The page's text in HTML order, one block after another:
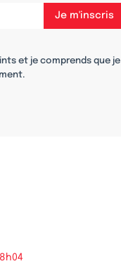
et je comprends que je